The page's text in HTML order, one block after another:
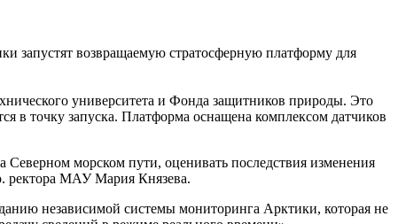
запустят возвращаемую стратосферную платформу для
университета и Фонда защитников природы. Это
в точку запуска. Платформа оснащена комплексом датчиков
морском пути, оценивать последствия изменения
ректора МАУ Мария Князева.
независимой системы мониторинга Арктики, которая не